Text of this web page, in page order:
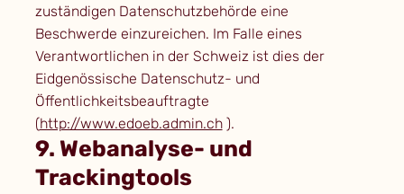
zuständigen Datenschutzbehörde eine
Beschwerde einzureichen. Im Falle eines
Verantwortlichen in der Schweiz ist dies der
Eidgenössische Datenschutz- und
Öffentlichkeitsbeauftragte
(http://www.edoeb.admin.ch).
9. Webanalyse- und
Trackingtools